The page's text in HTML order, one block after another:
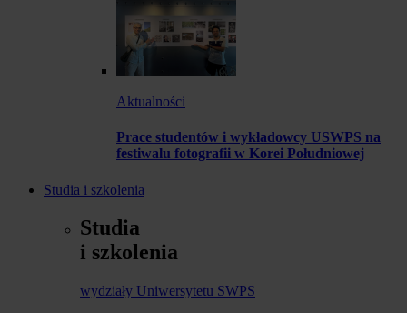
Aktualności
Prace studentów i wykładowcy USWPS na
festiwalu fotografii w Korei Południowej
Studia i szkolenia
Studia
i szkolenia
wydziały Uniwersytetu SWPS